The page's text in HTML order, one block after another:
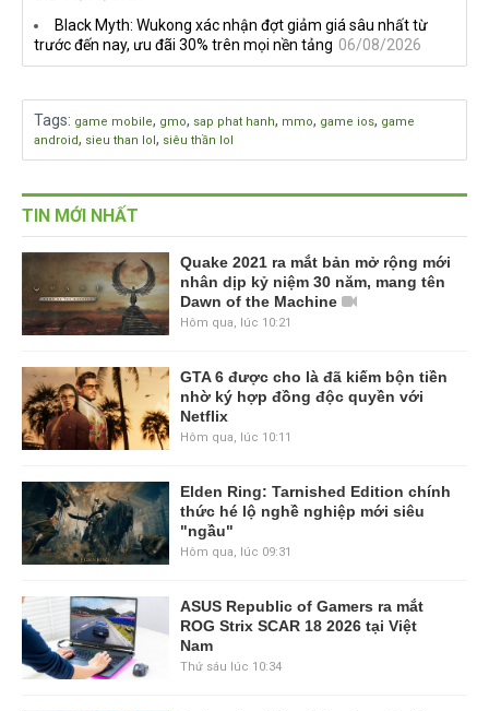
Black Myth: Wukong xác nhận đợt giảm giá sâu nhất từ
trước đến nay, ưu đãi 30% trên mọi nền tảng 06/08/2026
Tags: game mobile, gmo, sap phat hanh, mmo, game ios, game
android, sieu than lol , siêu thần lol
TIN MỚI NHẤT
Quake 2021 ra mắt bản mở rộng mới
nhân dịp kỷ niệm 30 năm, mang tên
Dawn of the Machine
Hôm qua, lúc 10:21
GTA 6 được cho là đã kiếm bộn tiền
nhờ ký hợp đồng độc quyền với
Netflix
Hôm qua, lúc 10:11
Elden Ring: Tarnished Edition chính
thức hé lộ nghề nghiệp mới siêu
"ngầu"
Hôm qua, lúc 09:31
ASUS Republic of Gamers ra mắt
ROG Strix SCAR 18 2026 tại Việt
Nam
Thứ sáu lúc 10:34